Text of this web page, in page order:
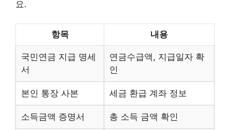
요.
항목 내용
국민연금 지급 명세
서
연금수급액, 지급일자 확
인
본인 통장 사본 세금 환급 계좌 정보
소득금액 증명서 총 소득 금액 확인